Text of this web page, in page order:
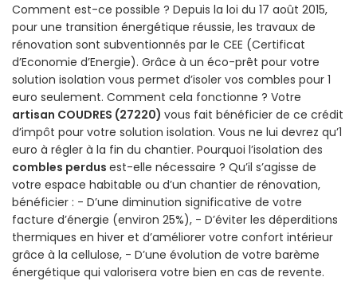
Comment est-ce possible ? Depuis la loi du 17 août 2015,
pour une transition énergétique réussie, les travaux de
rénovation sont subventionnés par le CEE (Certificat
d’Economie d’Energie). Grâce à un éco-prêt pour votre
solution isolation vous permet d’isoler vos combles pour 1
euro seulement. Comment cela fonctionne ? Votre
artisan COUDRES (27220) vous fait bénéficier de ce crédit
d’impôt pour votre solution isolation. Vous ne lui devrez qu’1
euro à régler à la fin du chantier. Pourquoi l’isolation des
combles perdus est-elle nécessaire ? Qu’il s’agisse de
votre espace habitable ou d’un chantier de rénovation,
bénéficier : - D’une diminution significative de votre
facture d’énergie (environ 25%), - D’éviter les déperditions
thermiques en hiver et d’améliorer votre confort intérieur
grâce à la cellulose, - D’une évolution de votre barème
énergétique qui valorisera votre bien en cas de revente.